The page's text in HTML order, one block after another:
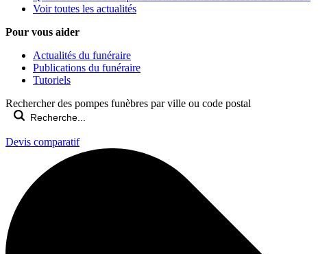
Voir toutes les actualités
Pour vous aider
Actualités du funéraire
Publications du funéraire
Tutoriels
Rechercher des pompes funèbres par ville ou code postal
Devis comparatif